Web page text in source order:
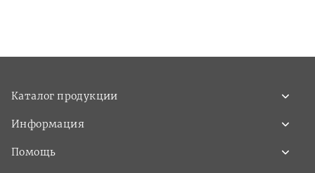
Каталог продукции
Информация
Помощь